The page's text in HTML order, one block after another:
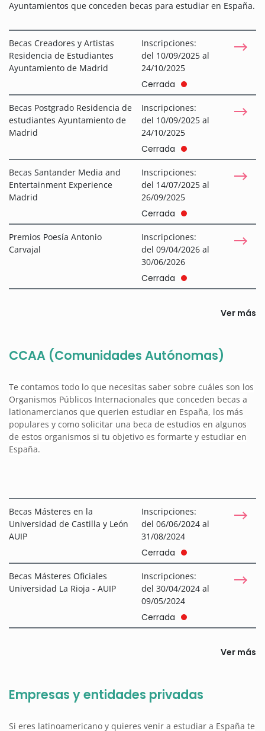
Ayuntamientos que conceden becas para estudiar en España.
Becas Creadores y Artistas
Residencia de Estudiantes
Ayuntamiento de Madrid
Inscripciones:
del 10/09/2025 al
24/10/2025
Cerrada
Becas Postgrado Residencia de
estudiantes Ayuntamiento de
Madrid
Inscripciones:
del 10/09/2025 al
24/10/2025
Cerrada
Becas Santander Media and
Entertainment Experience
Madrid
Inscripciones:
del 14/07/2025 al
26/09/2025
Cerrada
Premios Poesía Antonio
Carvajal
Inscripciones:
del 09/04/2026 al
30/06/2026
Cerrada
Ver más
CCAA (Comunidades Autónomas)
Te contamos todo lo que necesitas saber sobre cuáles son los
Organismos Públicos Internacionales que conceden becas a
lationamercianos que querien estudiar en España, los más
populares y como solicitar una beca de estudios en algunos
de estos organismos si tu objetivo es formarte y estudiar en
España.
Becas Másteres en la
Universidad de Castilla y León
AUIP
Inscripciones:
del 06/06/2024 al
31/08/2024
Cerrada
Becas Másteres Oficiales
Universidad La Rioja - AUIP
Inscripciones:
del 30/04/2024 al
09/05/2024
Cerrada
Ver más
Empresas y entidades privadas
Si eres latinoamericano y quieres venir a estudiar a España te